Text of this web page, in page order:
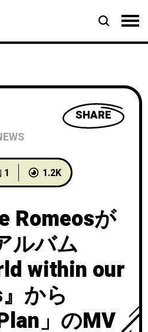
SHARE
1 1.2K
Romeosが
ルバム
within our
から
」のMV